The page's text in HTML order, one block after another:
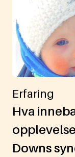
Erfaring
Hva
Downs